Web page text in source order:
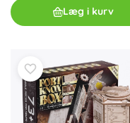
Læg i kurv